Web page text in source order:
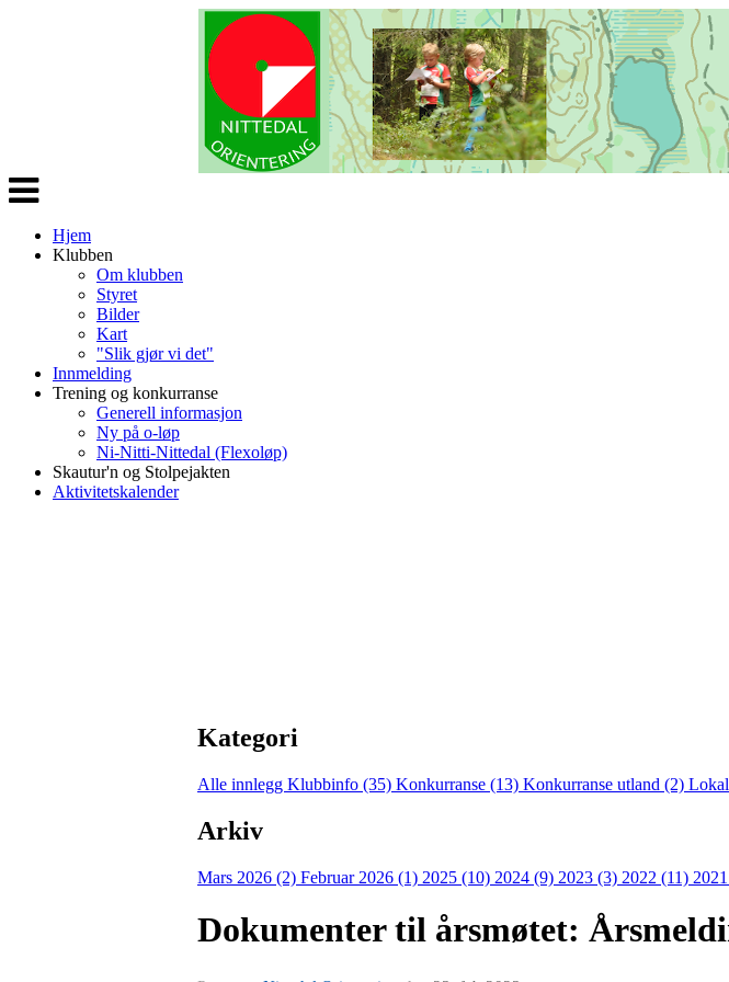
Veksle
navigasjon
Hjem
Klubben
Om klubben
Styret
Bilder
Kart
"Slik gjør vi det"
Innmelding
Trening og konkurranse
Generell informasjon
Ny på o-løp
Ni-Nitti-Nittedal (Flexoløp)
Skautur'n og Stolpejakten
Aktivitetskalender
Kategori
Alle innlegg Klubbinfo (35) Konkurranse (13) Konkurranse utland (2)
Arkiv
Mars 2026 (2) Februar 2026 (1) 2025 (10) 2024 (9) 2023 (3) 2022 (11)
Dokumenter til årsmøtet: